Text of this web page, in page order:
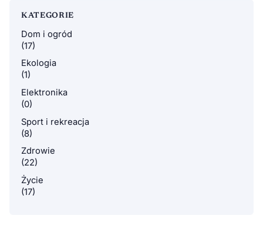
KATEGORIE
Dom i ogród
(17)
Ekologia
(1)
Elektronika
(0)
Sport i rekreacja
(8)
Zdrowie
(22)
Życie
(17)